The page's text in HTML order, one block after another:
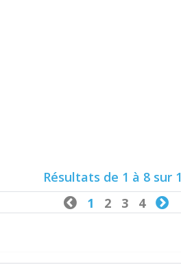
Résultats de 1 à 8 sur
1 2 3 4 